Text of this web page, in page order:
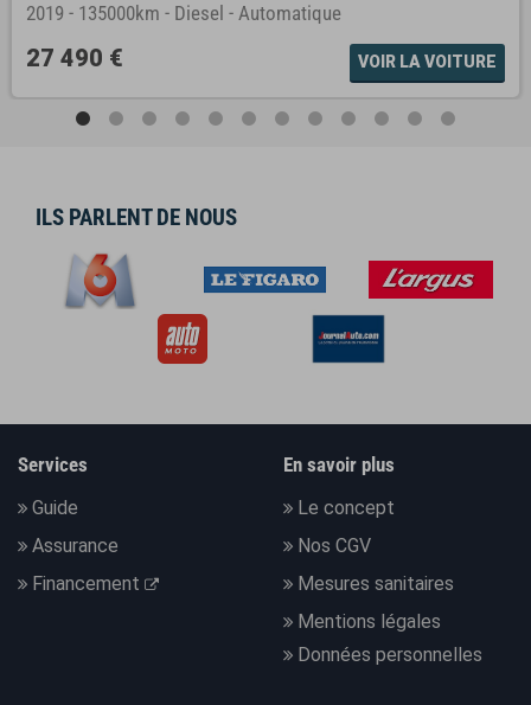
2019 - 135000km - Diesel - Automatique
27 490 € VOIR LA VOITURE
ILS PARLENT DE NOUS
Services
Guide
Assurance
Financement
En savoir plus
Le concept
Nos CGV
Mesures sanitaires
Mentions légales
Données personnelles